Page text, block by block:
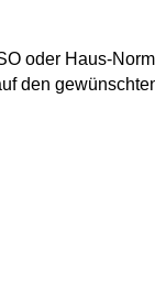
oder Haus-
den